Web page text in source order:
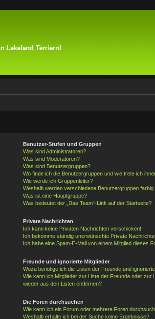
Lakeland Terriern!
Benutzer-Stufen und Gruppen
Was sind Administratoren?
Was sind Moderatoren?
Was sind Benutzergruppen?
Wo finde ich die Benutzergruppen und wie trete ich
Wie werde ich Gruppenleiter?
Weshalb werden verschiedene Benutzergruppen farbig
Was ist eine Hauptgruppe?
Was bedeutet der „Das Team“-Link auf der Startseite?
Private Nachrichten
Ich kann keine Privaten Nachrichten verschicken!
Ich bekomme ständig unerwünschte Private
Ich habe eine Spam-E-Mail von einem Mitglied dieses
Freunde und ignorierte Mitglieder
Wozu benötige ich die Listen der Freunde und
Wie kann ich Mitglieder zur Liste der Freunde oder zur
wieder aus den Listen entfernen?
Die Foren durchsuchen
Wie kann ich ein Forum oder mehrere Foren
Weshalb erhalte ich bei der Suche keine Ergebnisse?